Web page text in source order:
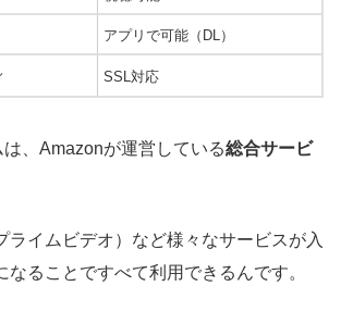
アプリで可能（DL）
SSL対応
、Amazonが運営している総合サービ
ライムビデオ）など様々なサービスが入
なることですべて利用できるんです。